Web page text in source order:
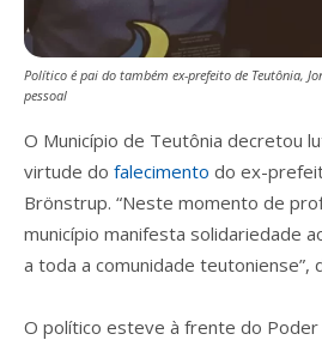
Político é pai do também ex-prefeito de Teutônia,
pessoal
O Município de Teutônia decretou
virtude do falecimento do ex-
Brönstrup. “Neste momento de
município manifesta solidariedade
a toda a comunidade teutoniense”,
O político esteve à frente do Poder